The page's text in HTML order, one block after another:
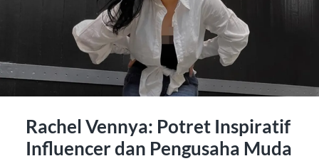
Rachel Vennya: Potret Inspiratif
Influencer dan Pengusaha Muda